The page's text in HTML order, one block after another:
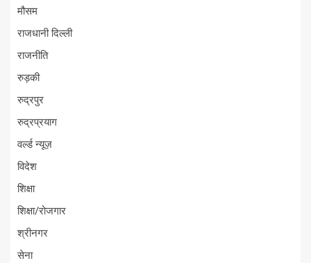
मौसम
राजधानी दिल्ली
राजनीति
रुड़की
रुद्रपुर
रुद्रप्रयाग
वर्ल्ड न्यूज़
विदेश
शिक्षा
शिक्षा/रोजगार
श्रीनगर
सेना